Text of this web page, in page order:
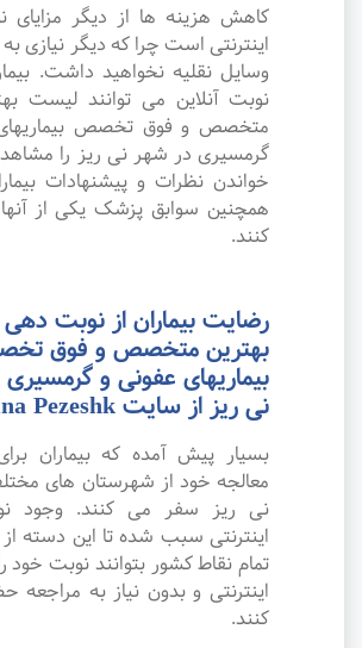
کاهش هزینه ها از دیگر
اینترنتی است چرا که دیگر نیازی به
وسایل نقلیه نخواهید داشت.
نوبت آنلاین می توانند لیست
متخصص و فوق تخصص
گرمسیری در شهر نی ریز را
خواندن نظرات و پیشنهادات
همچنین سوابق پزشک یکی از آنها
کنند.
رضایت بیماران از نوبت دهی
بهترین متخصص و فوق
بیماریهای عفونی و
نی ریز از سایت Sina Pezeshk
بسیار پیش آمده که بیماران
معالجه خود از شهرستان های
نی ریز سفر می کنند. وجود
اینترنتی سبب شده تا این دسته از
تمام نقاط کشور بتوانند نوبت خود
اینترنتی و بدون نیاز به مراجعه
کنند.